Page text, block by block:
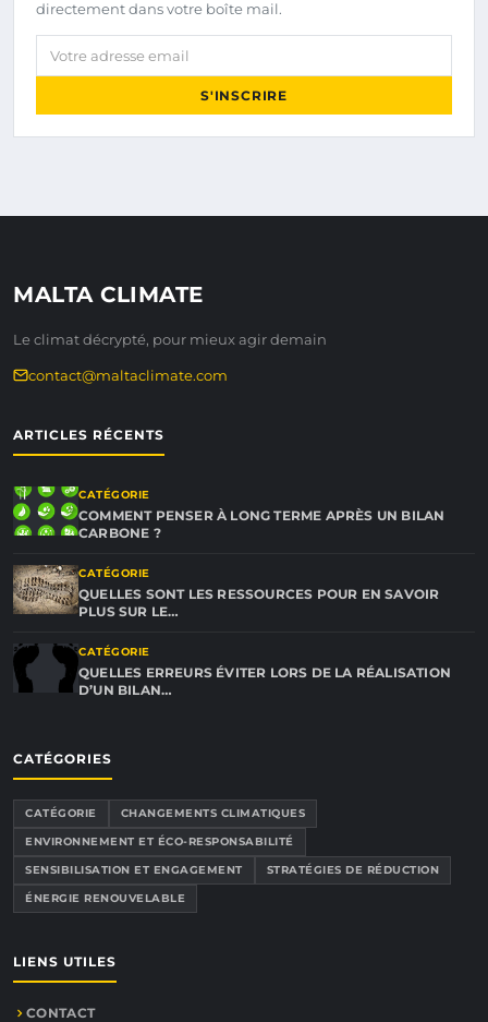
directement dans votre boîte mail.
Votre adresse email
S'INSCRIRE
MALTA CLIMATE
Le climat décrypté, pour mieux agir demain
contact@maltaclimate.com
ARTICLES RÉCENTS
CATÉGORIE
COMMENT PENSER À LONG TERME APRÈS UN BILAN
CARBONE ?
CATÉGORIE
QUELLES SONT LES RESSOURCES POUR EN SAVOIR
PLUS SUR LE…
CATÉGORIE
QUELLES ERREURS ÉVITER LORS DE LA RÉALISATION
D’UN BILAN…
CATÉGORIES
CATÉGORIE
CHANGEMENTS CLIMATIQUES
ENVIRONNEMENT ET ÉCO-RESPONSABILITÉ
SENSIBILISATION ET ENGAGEMENT
STRATÉGIES DE RÉDUCTION
ÉNERGIE RENOUVELABLE
LIENS UTILES
CONTACT